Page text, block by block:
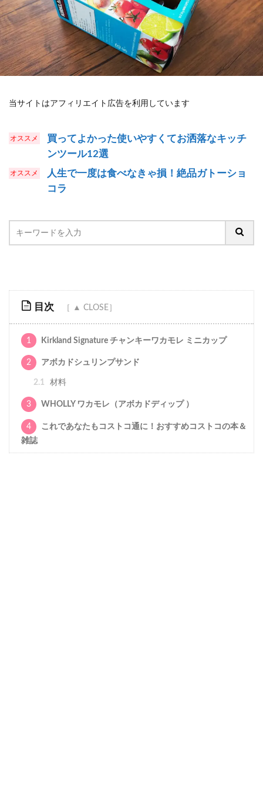
当サイトはアフィリエイト広告を利用しています
買ってよかった使いやすくてお洒落なキッチ
ンツール12選
人生で一度は食べなきゃ損！絶品ガトーショ
コラ
目次
1 Kirkland Signature チャンキーワカモレ ミニカップ
2 アボカドシュリンプサンド
2.1 材料
3 WHOLLY ワカモレ（アボカドディップ ）
4
これであなたもコストコ通に！おすすめコストコの本＆
雑誌